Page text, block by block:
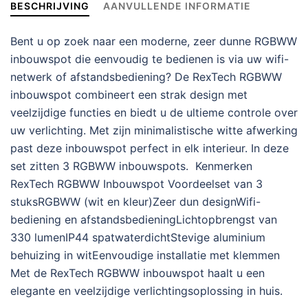
BESCHRIJVING AANVULLENDE INFORMATIE
Bent u op zoek naar een moderne, zeer dunne RGBWW
inbouwspot die eenvoudig te bedienen is via uw wifi-
netwerk of afstandsbediening? De RexTech RGBWW
inbouwspot combineert een strak design met
veelzijdige functies en biedt u de ultieme controle over
uw verlichting. Met zijn minimalistische witte afwerking
past deze inbouwspot perfect in elk interieur. In deze
set zitten 3 RGBWW inbouwspots. Kenmerken
RexTech RGBWW Inbouwspot Voordeelset van 3
stuksRGBWW (wit en kleur)Zeer dun designWifi-
bediening en afstandsbedieningLichtopbrengst van
330 lumenIP44 spatwaterdichtStevige aluminium
behuizing in witEenvoudige installatie met klemmen
Met de RexTech RGBWW inbouwspot haalt u een
elegante en veelzijdige verlichtingsoplossing in huis.